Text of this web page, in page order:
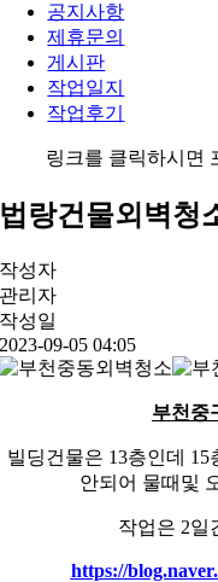
공지사항
제휴문의
게시판
작업일지
작업후기
링크를 클릭하시면
법랑건물외벽청
작성자
관리자
작성일
2023-09-05 04:05
부천중
빌딩건물은 13층인데
안되어 물때및
작업은 2일
https://